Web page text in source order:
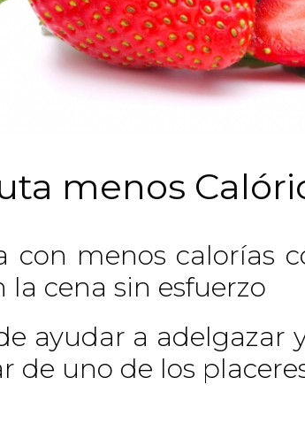
menos
con menos calorías
la cena sin esfuerzo
ayudar a adelgazar
de uno de los